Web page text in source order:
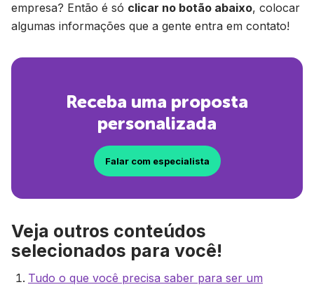
empresa? Então é só clicar no botão abaixo, colocar
algumas informações que a gente entra em contato!
Receba uma proposta
personalizada
Falar com especialista
Veja outros conteúdos
selecionados para você!
Tudo o que você precisa saber para ser um